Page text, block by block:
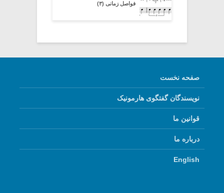
فواصل زمانی (۳)
صفحه نخست
نویسندگان گفتگوی هارمونیک
قوانین ما
درباره ما
English